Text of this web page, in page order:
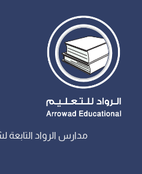
مدارس الرواد التابعة